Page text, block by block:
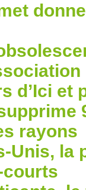
d’Ici et
rayons
Unis, la